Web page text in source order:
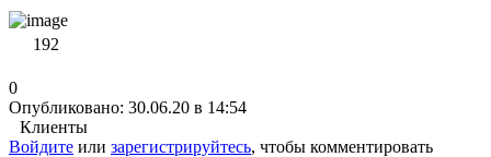
192
0
Опубликовано: 30.06.20 в 14:54
Клиенты
Войдите или зарегистрируйтесь, чтобы комментировать